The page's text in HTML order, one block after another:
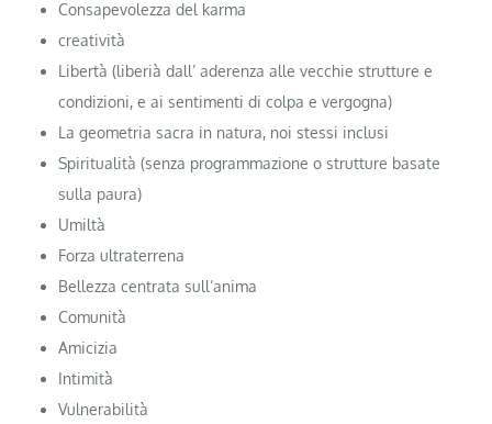
Consapevolezza del karma
creatività
Libertà (liberià dall’ aderenza alle vecchie strutture e
condizioni, e ai sentimenti di colpa e vergogna)
La geometria sacra in natura, noi stessi inclusi
Spiritualità (senza programmazione o strutture basate
sulla paura)
Umiltà
Forza ultraterrena
Bellezza centrata sull’anima
Comunità
Amicizia
Intimità
Vulnerabilità